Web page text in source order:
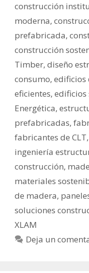
construcción
moderna,
prefabricada,
construcción
Timber, diseño
consumo, edificios
eficientes, edificios
Energética,
prefabricadas,
fabricantes de CLT,
ingeniería
construcción,
materiales
de madera,
soluciones
XLAM
Deja un